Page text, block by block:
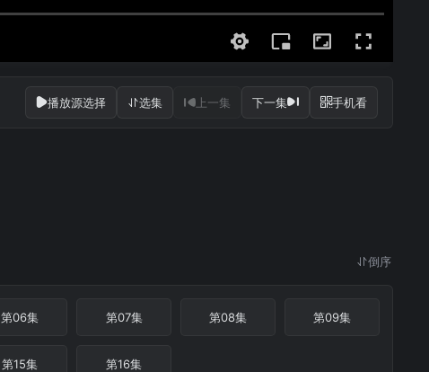
播放源选择 选集 上一集 下一集 手机看
倒序
第06集 第07集 第08集 第09集
第15集 第16集